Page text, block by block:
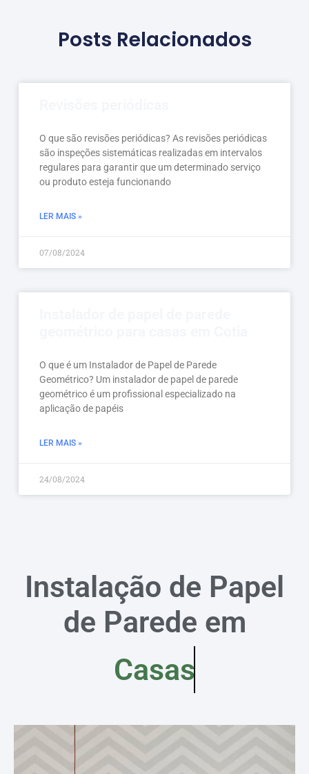
Posts Relacionados
O que são revisões periódicas? As revisões periódicas
são inspeções sistemáticas realizadas em intervalos
regulares para garantir que um determinado serviço
ou produto esteja funcionando
LER MAIS »
07/08/2024
O que é um Instalador de Papel de Parede
Geométrico? Um instalador de papel de parede
geométrico é um profissional especializado na
aplicação de papéis
LER MAIS »
24/08/2024
Instalação de Papel
de Parede em
Casas